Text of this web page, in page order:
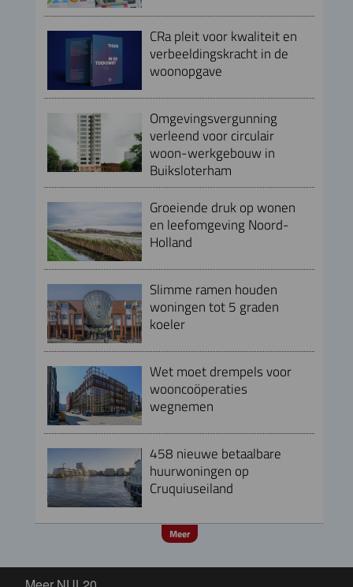
CRa pleit voor kwaliteit en
verbeeldingskracht in de
woonopgave
Omgevingsvergunning
verleend voor circulair
woon-werkgebouw in
Buiksloterham
Groeiende druk op wonen
en leefomgeving Noord-
Holland
Slimme ramen houden
woningen tot 5 graden
koeler
Wet moet drempels voor
wooncoöperaties
wegnemen
458 nieuwe betaalbare
huurwoningen op
Cruquiuseiland
Meer